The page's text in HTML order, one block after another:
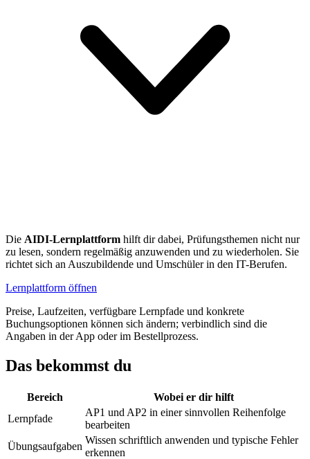
Die AIDI-Lernplattform hilft dir dabei, Prüfungsthemen nicht nur
zu lesen, sondern regelmäßig anzuwenden und zu wiederholen. Sie
richtet sich an Auszubildende und Umschüler in den IT-Berufen.
Lernplattform öffnen
Preise, Laufzeiten, verfügbare Lernpfade und konkrete
Buchungsoptionen können sich ändern; verbindlich sind die
Angaben in der App oder im Bestellprozess.
Das bekommst du
Bereich
Wobei er dir hilft
Lernpfade
AP1 und AP2 in einer sinnvollen Reihenfolge
bearbeiten
Übungsaufgaben
Wissen schriftlich anwenden und typische Fehler
erkennen